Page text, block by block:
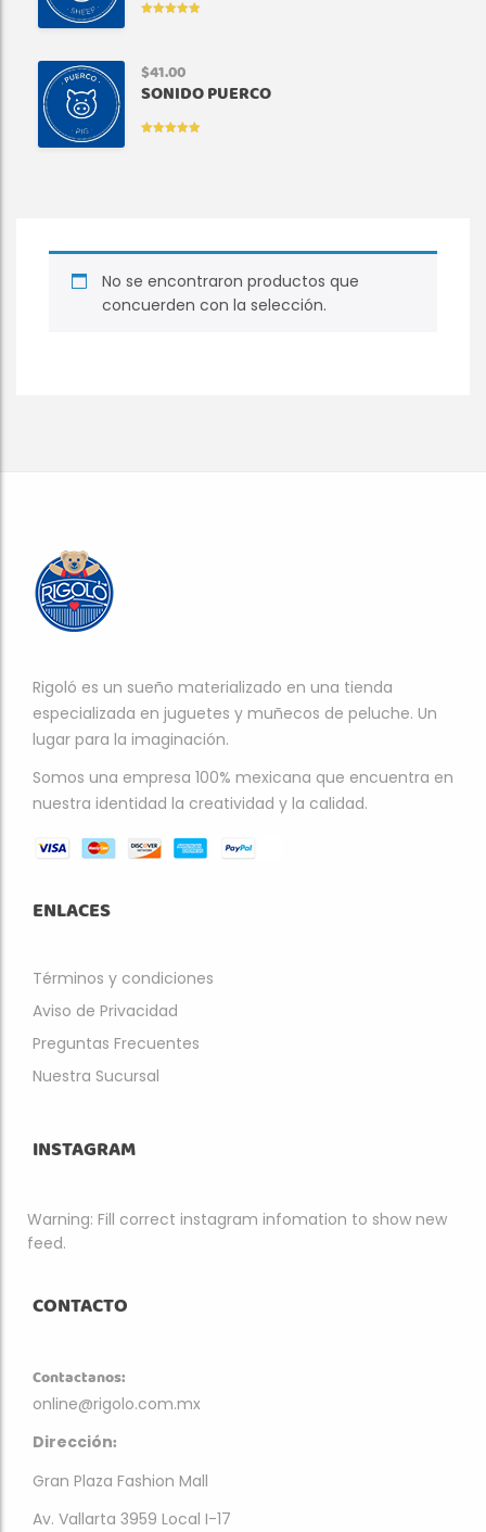
$41.00
SONIDO PUERCO
No se encontraron productos que
concuerden con la selección.
Rigoló es un sueño materializado en una tienda
especializada en juguetes y muñecos de peluche. Un
lugar para la imaginación.
Somos una empresa 100% mexicana que encuentra en
nuestra identidad la creatividad y la calidad.
ENLACES
Términos y condiciones
Aviso de Privacidad
Preguntas Frecuentes
Nuestra Sucursal
INSTAGRAM
Warning: Fill correct instagram infomation to show new
feed.
CONTACTO
Contactanos:
online@rigolo.com.mx
Dirección:
Gran Plaza Fashion Mall
Av. Vallarta 3959 Local I-17